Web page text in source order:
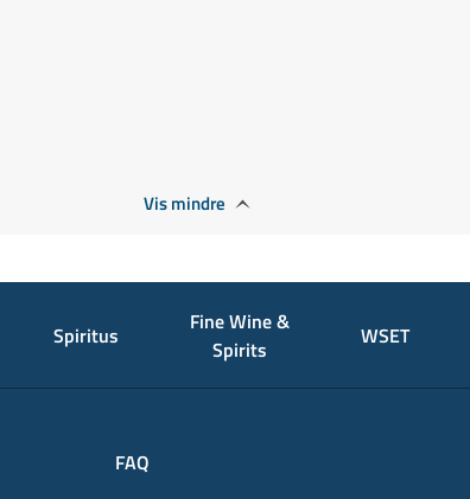
Vis mindre
Spiritus
Fine Wine &
Spirits
WSET
FAQ